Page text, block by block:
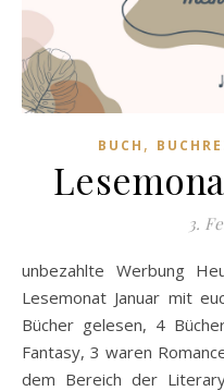
BUCH ,
3.
unbezahlte Werbung Heute möchte ich gerne meinen
Lesemonat Januar mit
Bücher gelesen, 4
Fantasy, 3 waren
dem Bereich der